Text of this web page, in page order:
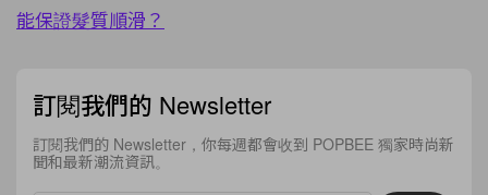
能保證髮質順滑？
訂閱我們的 Newsletter
訂閱我們的 Newsletter，你每週都會收到 POPBEE 獨家時尚新
聞和最新潮流資訊。